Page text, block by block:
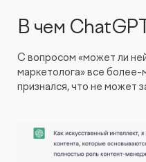
В чем
С вопросом «может ли
маркетолога» все
признался, что не может